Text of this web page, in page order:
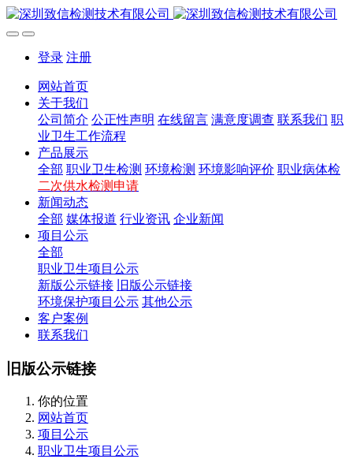
登录 注册
网站首页
关于我们
公司简介 公正性声明 在线留言 满意度调查 联系我们 职
业卫生工作流程
产品展示
全部 职业卫生检测 环境检测 环境影响评价 职业病体检
二次供水检测申请
新闻动态
全部 媒体报道 行业资讯 企业新闻
项目公示
全部
职业卫生项目公示
新版公示链接
旧版公示链接
环境保护项目公示 其他公示
客户案例
联系我们
旧版公示链接
你的位置
网站首页
项目公示
职业卫生项目公示